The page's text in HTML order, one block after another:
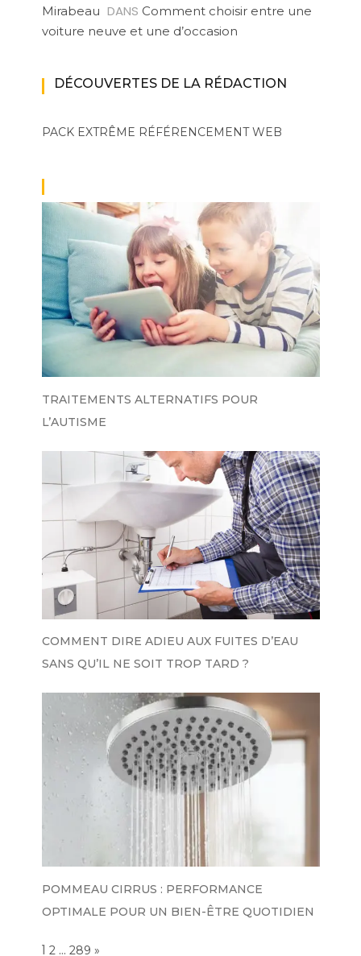
Mirabeau DANS Comment choisir entre une
voiture neuve et une d’occasion
DÉCOUVERTES DE LA RÉDACTION
PACK EXTRÊME RÉFÉRENCEMENT WEB
TRAITEMENTS ALTERNATIFS POUR
L’AUTISME
COMMENT DIRE ADIEU AUX FUITES D’EAU
SANS QU’IL NE SOIT TROP TARD ?
POMMEAU CIRRUS : PERFORMANCE
OPTIMALE POUR UN BIEN-ÊTRE QUOTIDIEN
Page:
1 2 … 289 NEXT
»